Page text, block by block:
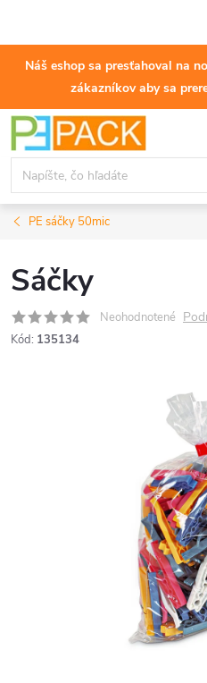
Náš eshop sa presťahoval na
zákazníkov aby sa
Prejsť
obsah
PE sáčky 50mic
Sáčky
Neohodnotené
Kód: 135134